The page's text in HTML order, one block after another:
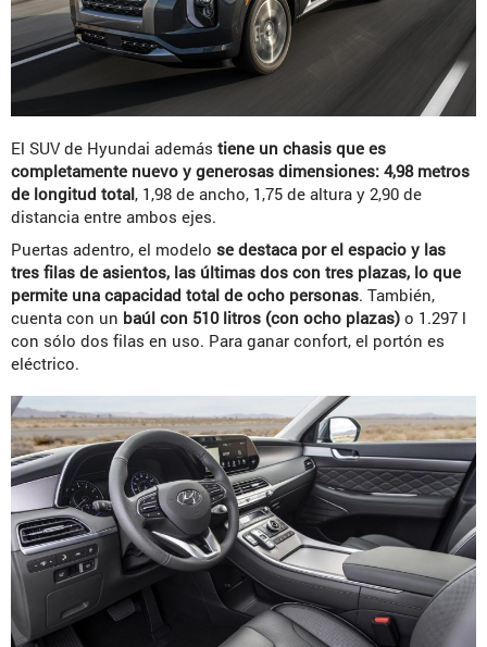
El SUV de Hyundai además tiene un chasis que es
completamente nuevo y generosas dimensiones: 4,98 metros
de longitud total, 1,98 de ancho, 1,75 de altura y 2,90 de
distancia entre ambos ejes.
Puertas adentro, el modelo se destaca por el espacio y las
tres filas de asientos, las últimas dos con tres plazas, lo que
permite una capacidad total de ocho personas. También,
cuenta con un baúl con 510 litros (con ocho plazas) o 1.297 l
con sólo dos filas en uso. Para ganar confort, el portón es
eléctrico.